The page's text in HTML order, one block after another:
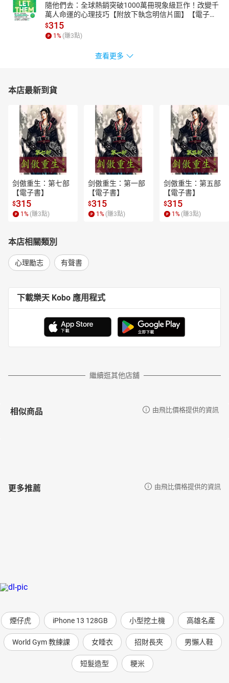
隨他們去：全球熱銷突破1000萬冊現象級巨作！改變千
萬人命運的心理技巧【附放下執念明信片圖】【電子
書】
$315
1% (賺3點)
查看更多
本店最新到貨
剑傲重生：第七部
【電子書】
$315
1 % (賺3點)
剑傲重生：第一部
【電子書】
$315
1 % (賺3點)
剑傲重生：第五部
【電子書】
$315
1 % (賺3點)
本店相關類別
心理勵志 有聲書
下載樂天 Kobo 應用程式
繼續逛其他店舖
相似商品 由飛比價格提供的資訊
更多推薦 由飛比價格提供的資訊
煙仔虎 iPhone 13 128GB 小型挖土機 高雄名產
World Gym 教練課 女睡衣 招財長夾 男懶人鞋
短髮造型 粳米